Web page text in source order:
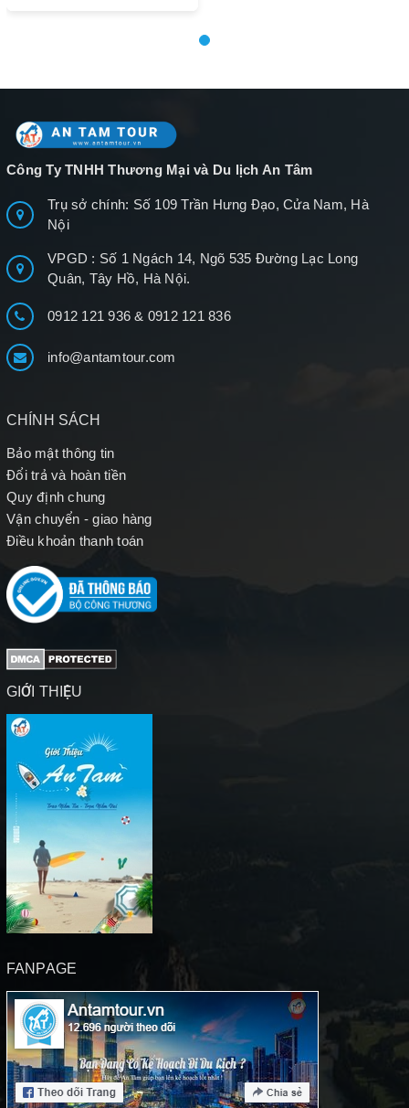
Công Ty TNHH Thương Mại và Du lịch An Tâm
Trụ sở chính: Số 109 Trần Hưng Đạo, Cửa Nam, Hà
Nội
VPGD : Số 1 Ngách 14, Ngõ 535 Đường Lạc Long
Quân, Tây Hồ, Hà Nội.
0912 121 936& 0912 121 836
info@antamtour.com
CHÍNH SÁCH
Bảo mật thông tin
Đổi trả và hoàn tiền
Quy định chung
Vận chuyển - giao hàng
Điều khoản thanh toán
GIỚI THIỆU
FANPAGE